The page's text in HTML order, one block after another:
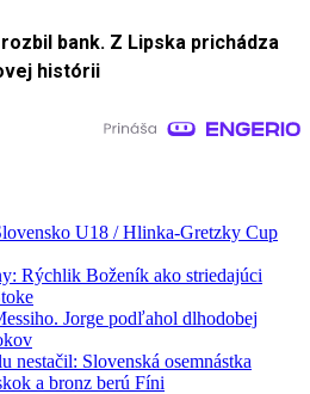
rozbil bank. Z Lipska prichádza
histórii
U18 / Hlinka-Gretzky Cup
Rýchlik Boženík ako striedajúci
Jorge podľahol dlhodobej
nestačil: Slovenská osemnástka
a bronz berú Fíni